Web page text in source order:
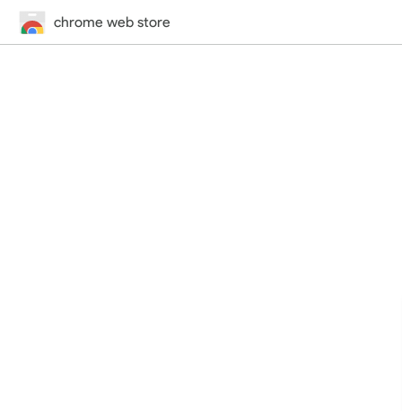
chrome web store